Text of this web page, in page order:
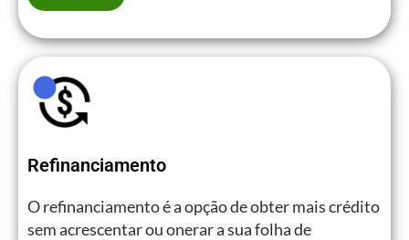
Refinanciamento
O refinanciamento é a opção de obter mais crédito
sem acrescentar ou onerar a sua folha de